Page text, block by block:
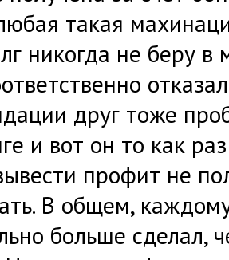
такая
никогда не беру в
друг тоже
и вот он то как
профит не
В общем,
больше сделал,